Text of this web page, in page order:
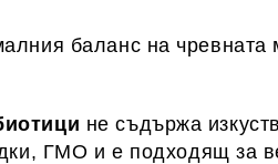
баланс на
не съдържа
ГМО и е подходящ за